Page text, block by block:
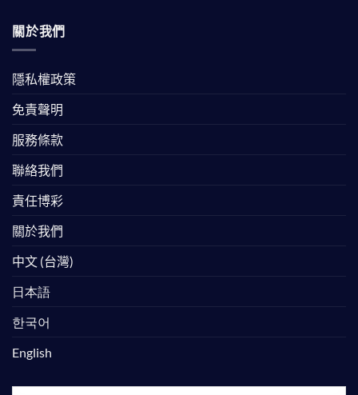
關於我們
隱私權政策
免責聲明
服務條款
聯絡我們
責任博彩
關於我們
中文 (台灣)
日本語
한국어
English